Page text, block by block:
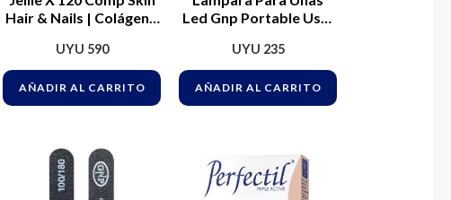
Hair & Nails | Colágeno
UYU 590
AÑADIR AL CARRITO
Led Gnp Portable Usb.
Y Esmaltes
Semipermanentes.
Blanco
UYU 235
AÑADIR AL CARRITO